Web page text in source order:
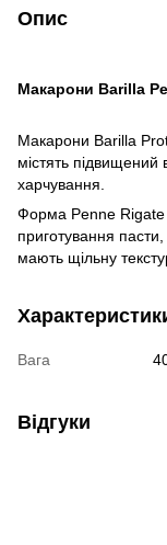
Опис
Макарони Barilla
Макарони Barilla
містять підвищений
харчування.
Форма Penne Rigate
приготування
мають щільну
Вага
Відгуки